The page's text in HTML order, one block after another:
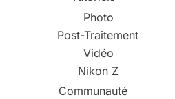
Photo
Post-Traitement
Vidéo
Nikon Z
Communauté